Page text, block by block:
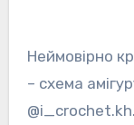
Неймовірно красивий і незвичний брелок “Кит”
– схема